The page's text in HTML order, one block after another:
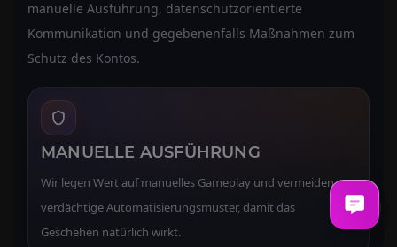
manuelle Ausführung, datenschutzorientierte
Kommunikation und gegebenenfalls Maßnahmen zum
Schutz des Kontos.
MANUELLE AUSFÜHRUNG
Wir legen Wert auf manuelles Gameplay und vermeiden
verdächtige Automatisierungsmuster, damit das
Geschehen natürlich wirkt.